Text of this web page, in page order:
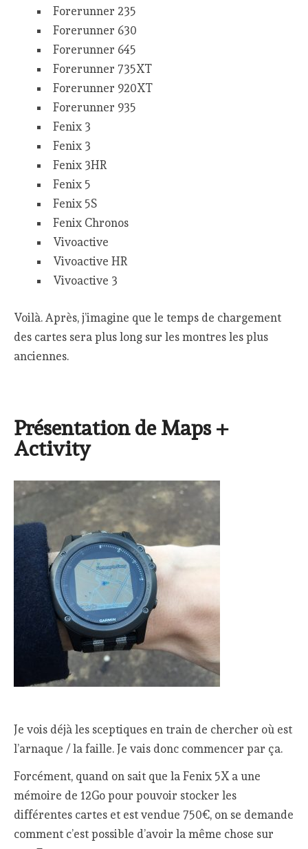
Forerunner 235
Forerunner 630
Forerunner 645
Forerunner 735XT
Forerunner 920XT
Forerunner 935
Fenix 3
Fenix 3
Fenix 3HR
Fenix 5
Fenix 5S
Fenix Chronos
Vivoactive
Vivoactive HR
Vivoactive 3
Voilà. Après, j’imagine que le temps de chargement
des cartes sera plus long sur les montres les plus
anciennes.
Présentation de Maps +
Activity
Je vois déjà les sceptiques en train de chercher où est
l’arnaque / la faille. Je vais donc commencer par ça.
Forcément, quand on sait que la Fenix 5X a une
mémoire de 12Go pour pouvoir stocker les
différentes cartes et est vendue 750€, on se demande
comment c’est possible d’avoir la même chose sur